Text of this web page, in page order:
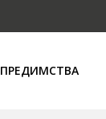
ПРЕДИМСТВА